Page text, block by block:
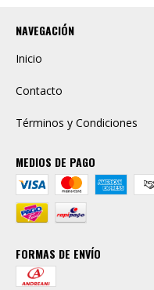
NAVEGACIÓN
Inicio
Contacto
Términos y Condiciones
MEDIOS DE PAGO
FORMAS DE ENVÍO